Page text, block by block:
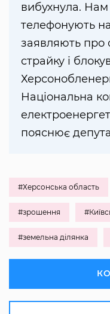
вибухнула. Нам
телефонують
заявляють про
страйку і
Національна
пояснює
#Херсонська область
#зрошення
#земельна ділянка